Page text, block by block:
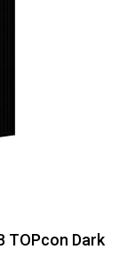
TOPcon Dark